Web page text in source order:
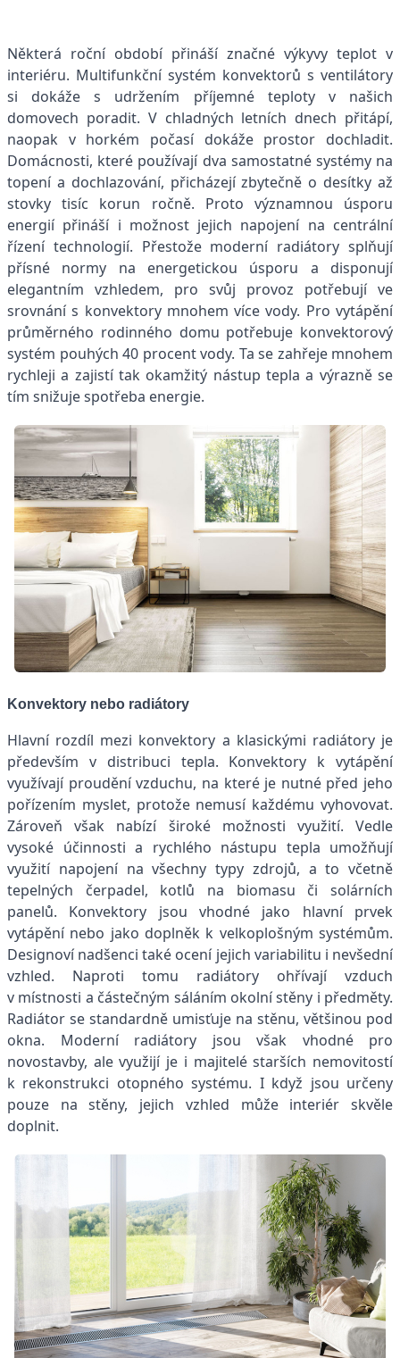
Některá roční období přináší značné výkyvy teplot v
interiéru. Multifunkční systém konvektorů s ventilátory
si dokáže s udržením příjemné teploty v našich
domovech poradit. V chladných letních dnech přitápí,
naopak v horkém počasí dokáže prostor dochladit.
Domácnosti, které používají dva samostatné systémy na
topení a dochlazování, přicházejí zbytečně o desítky až
stovky tisíc korun ročně. Proto významnou úsporu
energií přináší i možnost jejich napojení na centrální
řízení technologií. Přestože moderní radiátory splňují
přísné normy na energetickou úsporu a disponují
elegantním vzhledem, pro svůj provoz potřebují ve
srovnání s konvektory mnohem více vody. Pro vytápění
průměrného rodinného domu potřebuje konvektorový
systém pouhých 40 procent vody. Ta se zahřeje mnohem
rychleji a zajistí tak okamžitý nástup tepla a výrazně se
tím snižuje spotřeba energie.
Konvektory nebo radiátory
Hlavní rozdíl mezi konvektory a klasickými radiátory je
především v distribuci tepla. Konvektory k vytápění
využívají proudění vzduchu, na které je nutné před jeho
pořízením myslet, protože nemusí každému vyhovovat.
Zároveň však nabízí široké možnosti využití. Vedle
vysoké účinnosti a rychlého nástupu tepla umožňují
využití napojení na všechny typy zdrojů, a to včetně
tepelných čerpadel, kotlů na biomasu či solárních
panelů. Konvektory jsou vhodné jako hlavní prvek
vytápění nebo jako doplněk k velkoplošným systémům.
Designoví nadšenci také ocení jejich variabilitu i nevšední
vzhled. Naproti tomu radiátory ohřívají vzduch
v místnosti a částečným sáláním okolní stěny i předměty.
Radiátor se standardně umisťuje na stěnu, většinou pod
okna. Moderní radiátory jsou však vhodné pro
novostavby, ale využijí je i majitelé starších nemovitostí
k rekonstrukci otopného systému. I když jsou určeny
pouze na stěny, jejich vzhled může interiér skvěle
doplnit.